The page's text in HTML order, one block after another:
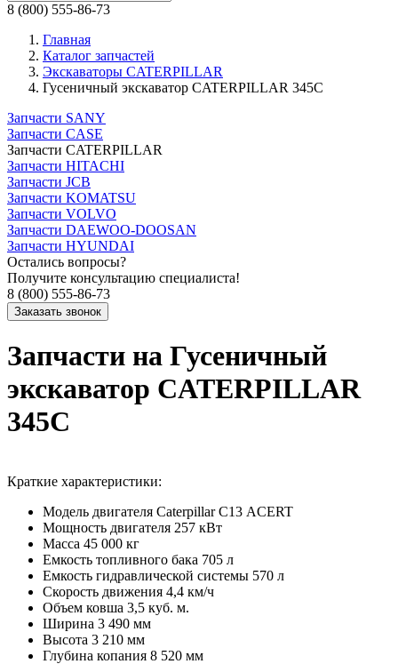
8 (800) 555-86-73
Главная
Каталог запчастей
Экскаваторы CATERPILLAR
Гусеничный экскаватор CATERPILLAR 345C
Запчасти SANY
Запчасти CASE
Запчасти CATERPILLAR
Запчасти HITACHI
Запчасти JCB
Запчасти KOMATSU
Запчасти VOLVO
Запчасти DAEWOO-DOOSAN
Запчасти HYUNDAI
Остались вопросы?
Получите консультацию специалиста!
8 (800) 555-86-73
Запчасти на Гусеничный
экскаватор CATERPILLAR
345C
Краткие характеристики:
Модель двигателя Caterpillar С13 ACERT
Мощность двигателя 257 кВт
Масса 45 000 кг
Емкость топливного бака 705 л
Емкость гидравлической системы 570 л
Скорость движения 4,4 км/ч
Объем ковша 3,5 куб. м.
Ширина 3 490 мм
Высота 3 210 мм
Глубина копания 8 520 мм